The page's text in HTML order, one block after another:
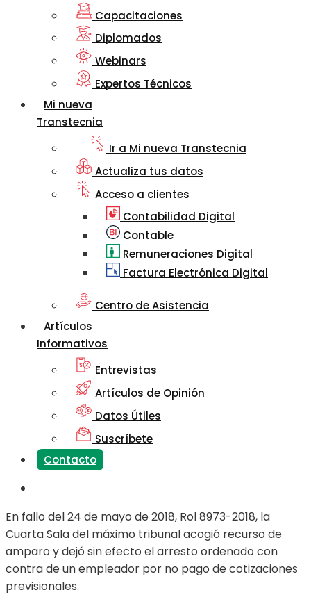
Capacitaciones
Diplomados
Webinars
Expertos Técnicos
Mi nueva
Transtecnia
Ir a Mi nueva Transtecnia
Actualiza tus datos
Acceso a clientes
Contabilidad Digital
Contable
Remuneraciones Digital
Factura Electrónica Digital
Centro de Asistencia
Artículos
Informativos
Entrevistas
Artículos de Opinión
Datos Útiles
Suscríbete
Contacto
En fallo del 24 de mayo de 2018, Rol 8973-2018, la
Cuarta Sala del máximo tribunal acogió recurso de
amparo y dejó sin efecto el arresto ordenado con
contra de un empleador por no pago de cotizaciones
previsionales.